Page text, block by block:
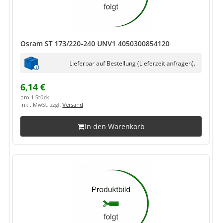
Osram ST 173/220-240 UNV1 4050300854120
Lieferbar auf Bestellung (Lieferzeit anfragen).
6,14 €
pro 1 Stück
inkl. MwSt. zzgl. Versand
In den Warenkorb